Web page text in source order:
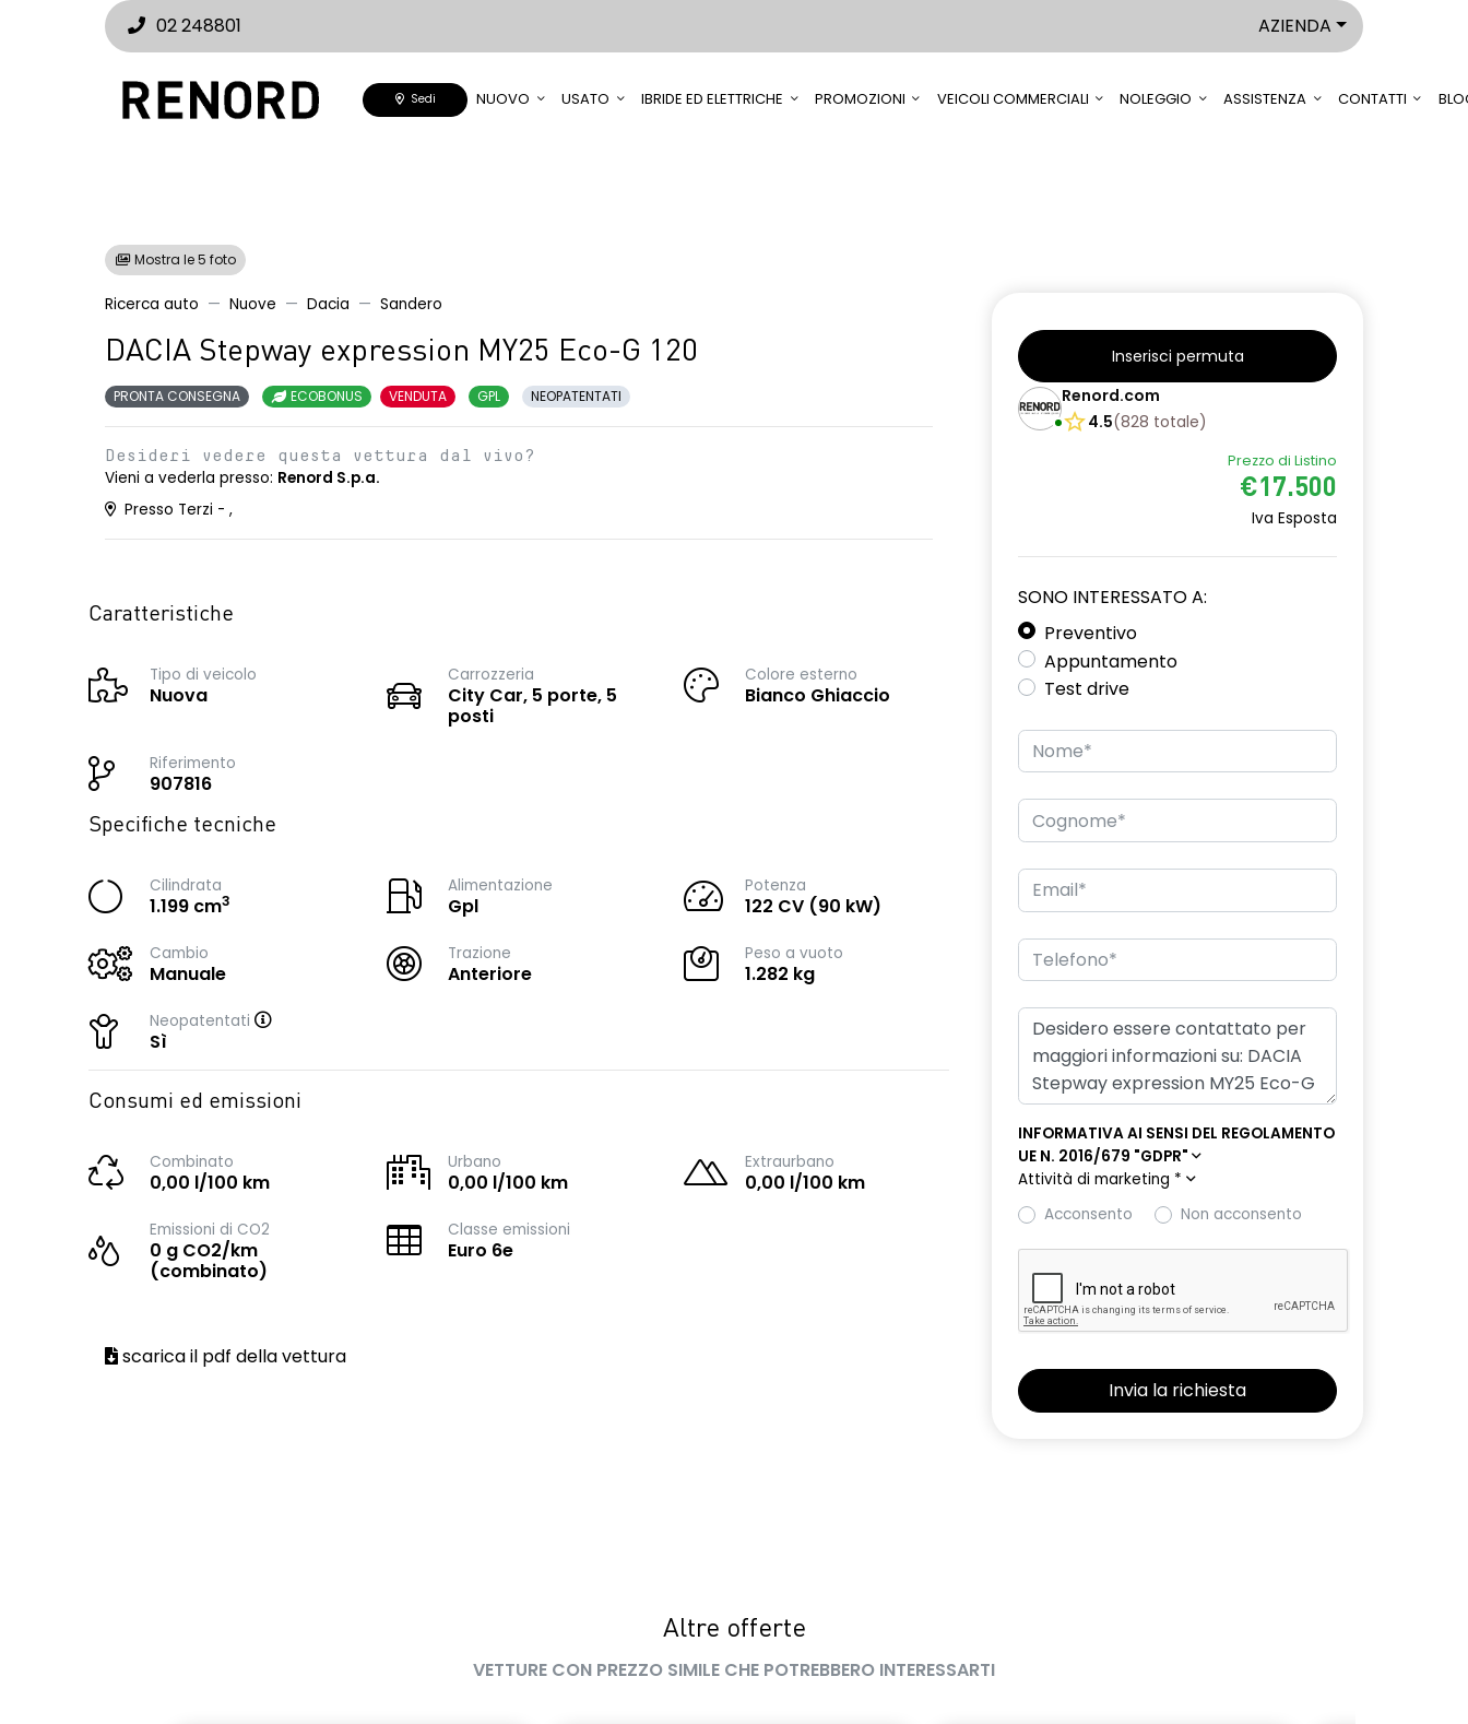
02 248801 AZIENDA
Sedi NUOVO USATO IBRIDE ED ELETTRICHE PROMOZIONI VEICOLI COMMERCIALI NOLEGGIO ASSISTENZA CONTATTI
Mostra le 5 foto
Ricerca auto Nuove Dacia Sandero
DACIA Stepway expression MY25 Eco-G 120
PRONTA CONSEGNA ECOBONUS VENDUTA GPL NEOPATENTATI
Desideri vedere questa vettura dal vivo?
Vieni a vederla presso: Renord S.p.a.
Presso Terzi - ,
Caratteristiche
Tipo di veicolo
Nuova
Carrozzeria
City Car, 5 porte, 5
posti
Colore esterno
Bianco Ghiaccio
Riferimento
907816
Specifiche tecniche
Cilindrata
1.199 cm3
Alimentazione
Gpl
Potenza
122 CV (90 kW)
Cambio
Manuale
Trazione
Anteriore
Peso a vuoto
1.282 kg
Neopatentati
Sì
Consumi ed emissioni
Combinato
0,00 l/100 km
Urbano
0,00 l/100 km
Extraurbano
0,00 l/100 km
Emissioni di CO2
0 g CO2/km
(combinato)
Classe emissioni
Euro 6e
scarica il pdf della vettura
Inserisci permuta
Renord.com
4.5(828 totale)
Prezzo di Listino
€17.500
Iva Esposta
SONO INTERESSATO A:
Preventivo
Appuntamento
Test drive
INFORMATIVA AI SENSI DEL REGOLAMENTO
UE N. 2016/679 "GDPR"
Attività di marketing *
Acconsento
Non acconsento
Altre offerte
VETTURE CON PREZZO SIMILE CHE POTREBBERO INTERESSARTI